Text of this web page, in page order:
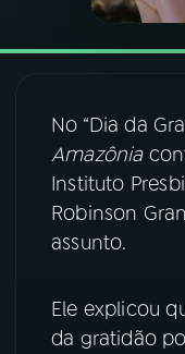
06VIDEOCASTS
07ÚLTIMAS
08FESTIVAL
YouTube
No “Dia da
Amazônia
Instituto
Robinson
assunto.
Ele explicou
da gratidão